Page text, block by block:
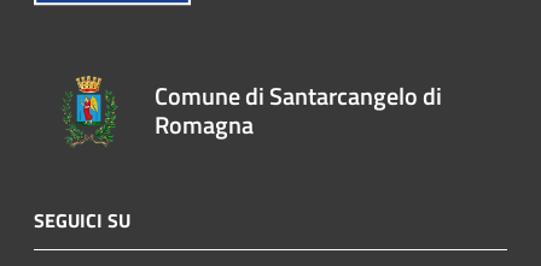
Comune di Santarcangelo di
Romagna
SEGUICI SU